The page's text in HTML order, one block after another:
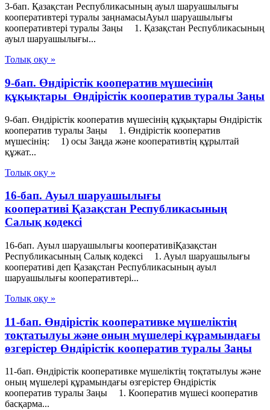
3-бап. Қазақстан Республикасының ауыл шаруашылығы
кооперативтері туралы заңнамасыАуыл шаруашылығы
кооперативтері туралы Заңы 1. Қазақстан Республикасының
ауыл шаруашылығы...
Толық оқу »
9-бап. Өндiрiстiк кооператив мүшесiнiң
құқықтары Өндiрiстiк кооператив туралы Заңы
9-бап. Өндiрiстiк кооператив мүшесiнiң құқықтары Өндiрiстiк
кооператив туралы Заңы 1. Өндiрiстiк кооператив
мүшесiнiң: 1) осы Заңда және кооперативтiң құрылтай
құжат...
Толық оқу »
16-бап. Ауыл шаруашылығы
кооперативі Қазақстан Республикасының
Салық кодексі
16-бап. Ауыл шаруашылығы кооперативіҚазақстан
Республикасының Салық кодексі 1. Ауыл шаруашылығы
кооперативі деп Қазақстан Республикасының ауыл
шаруашылығы кооперативтері...
Толық оқу »
11-бап. Өндiрiстiк кооперативке мүшелiктiң
тоқтатылуы және оның мүшелерi құрамындағы
өзгерiстер Өндiрiстiк кооператив туралы Заңы
11-бап. Өндiрiстiк кооперативке мүшелiктiң тоқтатылуы және
оның мүшелерi құрамындағы өзгерiстер Өндiрiстiк
кооператив туралы Заңы 1. Кооператив мүшесi кооператив
басқарма...